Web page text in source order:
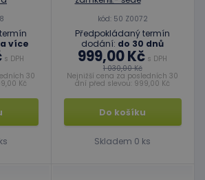
více
s DPH
30
Kč
kód: 50 Z0072
Předpokládaný termín
dodání: do 30 dnů
999,00 Kč s DPH
1 030,00 Kč
Nejnižší cena za posledních 30
dní před slevou: 999,00 Kč
Do košíku
Skladem 0 ks